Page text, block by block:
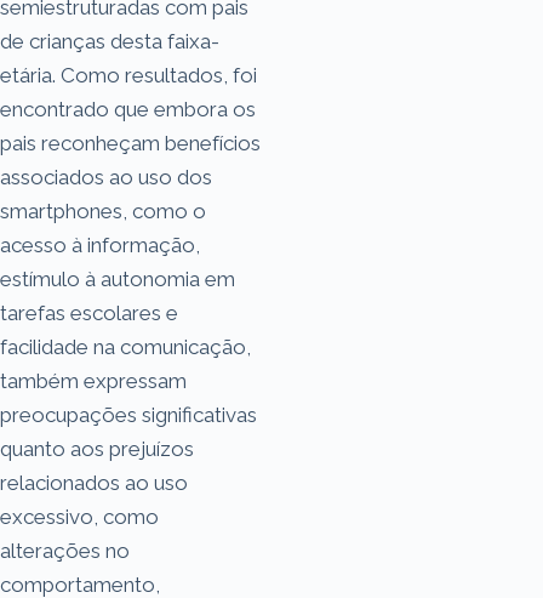
semiestruturadas com pais
de crianças desta faixa-
etária. Como resultados, foi
encontrado que embora os
pais reconheçam benefícios
associados ao uso dos
smartphones, como o
acesso à informação,
estímulo à autonomia em
tarefas escolares e
facilidade na comunicação,
também expressam
preocupações significativas
quanto aos prejuízos
relacionados ao uso
excessivo, como
alterações no
comportamento,